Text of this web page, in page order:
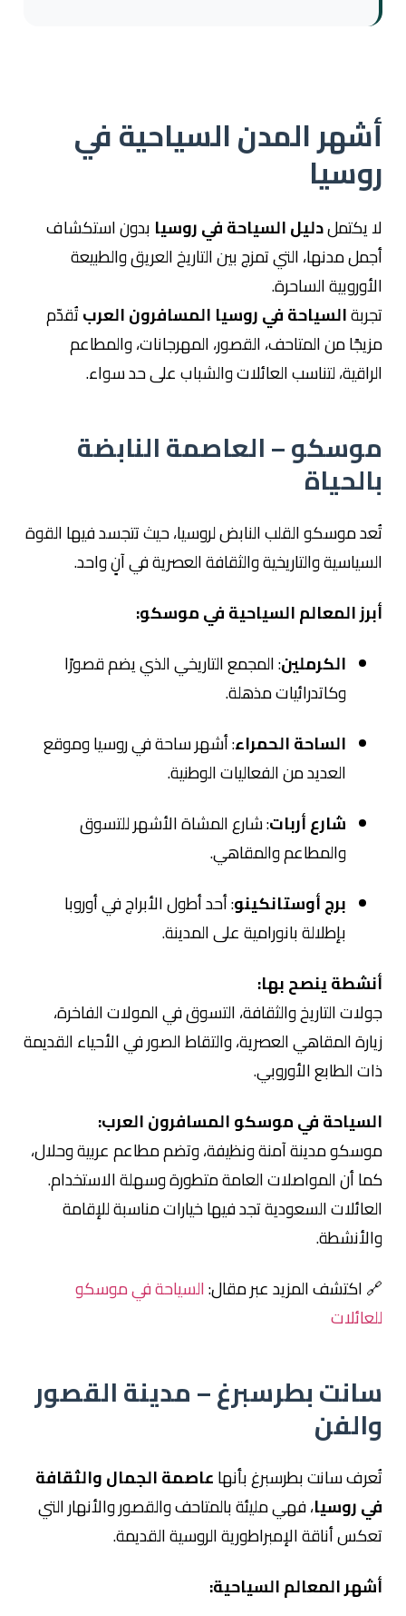
أشهر المدن السياحية في
روسيا
لا يكتملدليل السياحة في روسيا بدون استكشاف
أجمل مدنها، التي تمزج بين التاريخ العريق والطبيعة
الأوروبية الساحرة.
تجربةالسياحة في روسيا المسافرون العربتُقدّم
مزيجًا من المتاحف، القصور، المهرجانات، والمطاعم
الراقية، لتناسب العائلات والشباب على حد سواء.
موسكو – العاصمة النابضة
بالحياة
تُعد موسكو القلب النابض لروسيا، حيث تتجسد فيها القوة
السياسية والتاريخية والثقافة العصرية في آنٍ واحد.
أبرز المعالم السياحية في موسكو:
الكرملين: المجمع التاريخي الذي يضم قصورًا
وكاتدرائيات مذهلة.
الساحة الحمراء: أشهر ساحة في روسيا وموقع
العديد من الفعاليات الوطنية.
شارع أربات: شارع المشاة الأشهر للتسوق
والمطاعم والمقاهي.
برج أوستانكينو: أحد أطول الأبراج في أوروبا
بإطلالة بانورامية على المدينة.
أنشطة ينصح بها:
جولات التاريخ والثقافة، التسوق في المولات الفاخرة،
زيارة المقاهي العصرية، والتقاط الصور في الأحياء القديمة
ذات الطابع الأوروبي.
السياحة في موسكو المسافرون العرب:
موسكو مدينة آمنة ونظيفة، وتضم مطاعم عربية وحلال،
كما أن المواصلات العامة متطورة وسهلة الاستخدام.
العائلات السعودية تجد فيها خيارات مناسبة للإقامة
والأنشطة.
🔗 اكتشف المزيد عبر مقال:السياحة في موسكو
للعائلات
سانت بطرسبرغ – مدينة القصور
والفن
تُعرف سانت بطرسبرغ بأنهاعاصمة الجمال والثقافة
في روسيا، فهي مليئة بالمتاحف والقصور والأنهار التي
تعكس أناقة الإمبراطورية الروسية القديمة.
أشهر المعالم السياحية: